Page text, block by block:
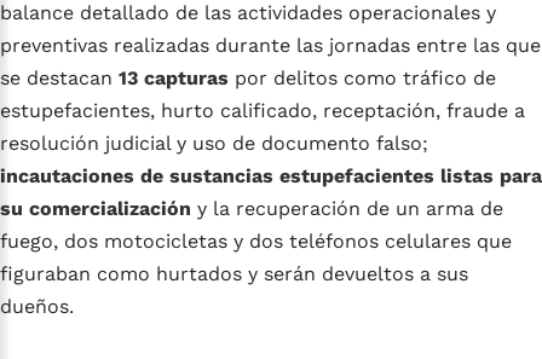
balance detallado de las actividades operacionales y
preventivas realizadas durante las jornadas entre las que
se destacan 13 capturas por delitos como tráfico de
estupefacientes, hurto calificado, receptación, fraude a
resolución judicial y uso de documento falso;
incautaciones de sustancias estupefacientes listas para
su comercialización y la recuperación de un arma de
fuego, dos motocicletas y dos teléfonos celulares que
figuraban como hurtados y serán devueltos a sus
dueños.